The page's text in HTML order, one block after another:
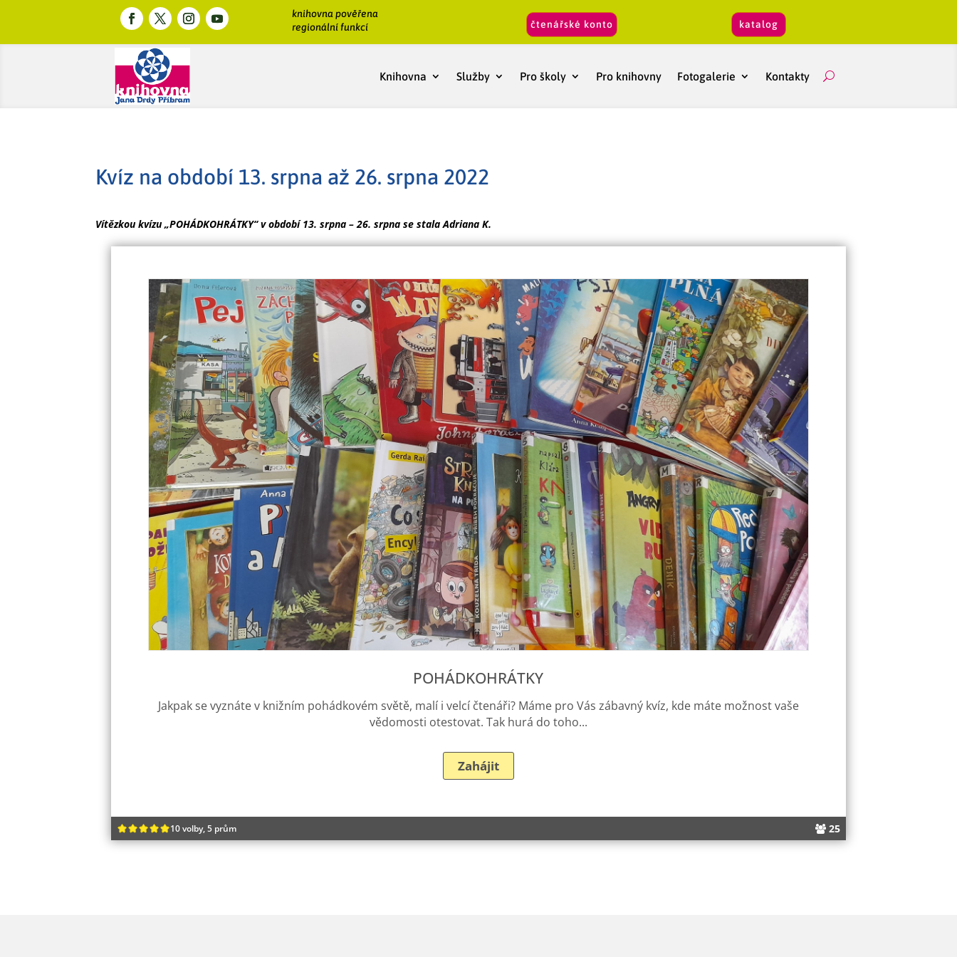
knihovna pověřena
regionální funkcí
čtenářské konto katalog
Knihovna Služby Pro školy Pro knihovny Fotogalerie Kontakty
Kvíz na období 13. srpna až 26. srpna 2022
Vítězkou kvízu „POHÁDKOHRÁTKY“ v období 13. srpna – 26. srpna se stala Adriana K.
10 volby, 5 prům 25
POHÁDKOHRÁTKY
Jakpak se vyznáte v knižním pohádkovém světě, malí i velcí čtenáři? Máme pro Vás zábavný kvíz, kde máte možnost vaše
vědomosti otestovat. Tak hurá do toho...